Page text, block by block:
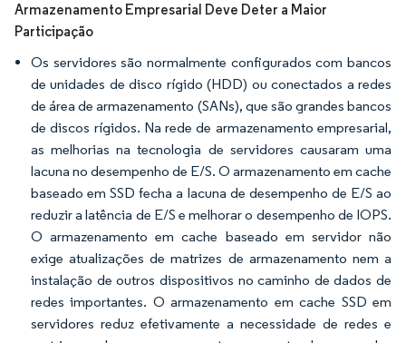
Armazenamento Empresarial Deve Deter a Maior
Participação
Os servidores são normalmente configurados com bancos
de unidades de disco rígido (HDD) ou conectados a redes
de área de armazenamento (SANs), que são grandes bancos
de discos rígidos. Na rede de armazenamento empresarial,
as melhorias na tecnologia de servidores causaram uma
lacuna no desempenho de E/S. O armazenamento em cache
baseado em SSD fecha a lacuna de desempenho de E/S ao
reduzir a latência de E/S e melhorar o desempenho de IOPS.
O armazenamento em cache baseado em servidor não
exige atualizações de matrizes de armazenamento nem a
instalação de outros dispositivos no caminho de dados de
redes importantes. O armazenamento em cache SSD em
servidores reduz efetivamente a necessidade de redes e